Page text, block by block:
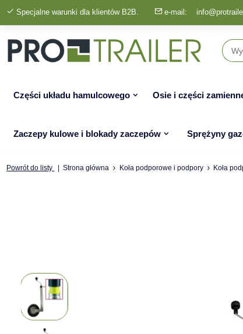
Specjalne warunki dla klientów B2B. e-mail:
Części układu hamulcowego Osie i części
Zaczepy kulowe i blokady zaczepów Sprężyny
Powrót do listy Strona główna Koła podporowe i podpory Koła